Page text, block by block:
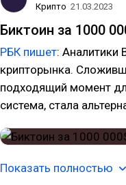
Крипто 21.03.2023
Биктоин за 1000
РБК пишет: Аналитики
крипторынка.
подходящий момент
система, стала
Показать полностью